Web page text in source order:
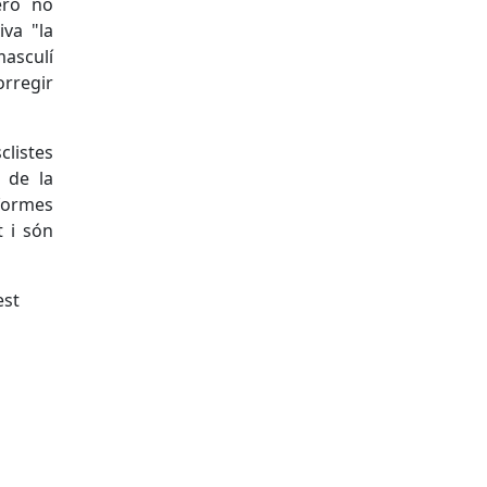
"la
de la
i són